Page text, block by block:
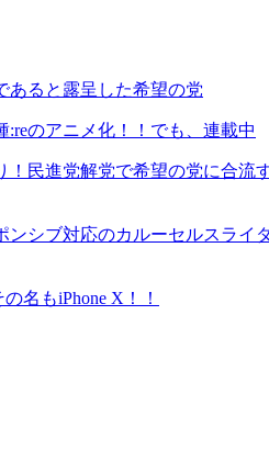
ると露呈した希望の党
:reのアニメ化！！でも、連載中
！民進党解党で希望の党に合流
ンシブ対応のカルーセルスライ
名もiPhone X！！